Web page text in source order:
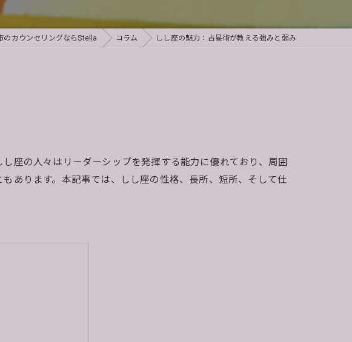
のカウンセリングならStella コラム しし座の魅力：占星術が教える強みと弱み
座の人々はリーダーシップを発揮する能力に優れており、周囲
あります。本記事では、しし座の性格、長所、短所、そして仕